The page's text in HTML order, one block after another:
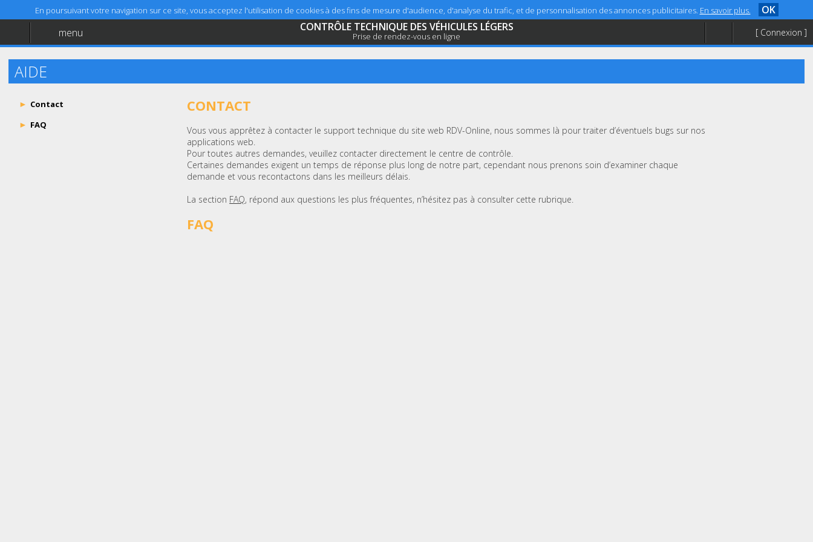
En poursuivant votre navigation sur ce site, vous acceptez l'utilisation de cookies à des fins de mesure d'audience, d'analyse du trafic, et de personnalisation des annonces publicitaires. En savoir plus. OK
Aide
menu CONTRÔLE TECHNIQUE DES VÉHICULES LÉGERS
Prise de rendez-vous en ligne [ Connexion ]
AIDE
Contact
FAQ
CONTACT
Vous vous apprêtez à contacter le support technique du site web RDV-Online, nous sommes là pour traiter d’éventuels bugs sur nos
applications web.
Pour toutes autres demandes, veuillez contacter directement le centre de contrôle.
Certaines demandes exigent un temps de réponse plus long de notre part, cependant nous prenons soin d’examiner chaque
demande et vous recontactons dans les meilleurs délais.
La section FAQ, répond aux questions les plus fréquentes, n’hésitez pas à consulter cette rubrique.
FAQ